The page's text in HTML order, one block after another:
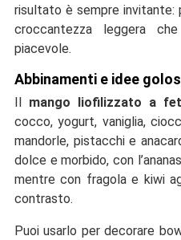
risultato è sempre invitante:
croccantezza leggera
piacevole.
Abbinamenti e idee
mango liofilizzato a
cocco, yogurt, vaniglia,
mandorle, pistacchi e
dolce e morbido, con
mentre con fragola e kiwi
contrasto.
Puoi usarlo per decorare